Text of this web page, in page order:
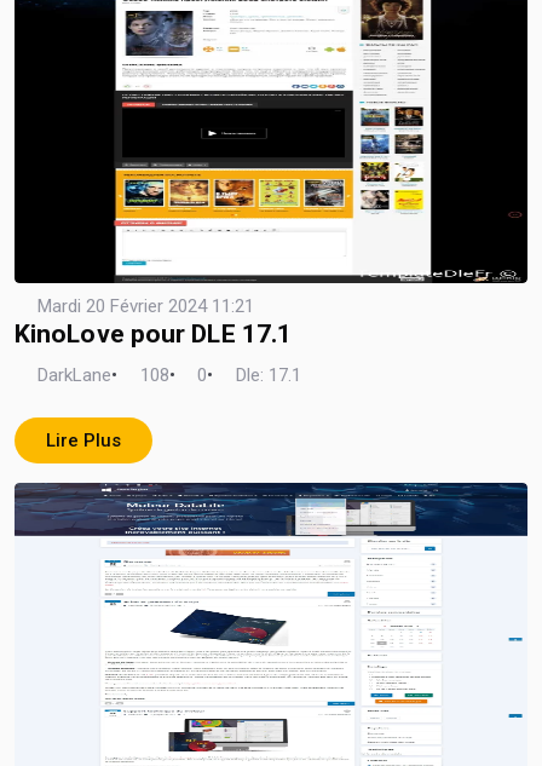
Mardi 20 Février 2024 11:21
KinoLove pour DLE 17.1
DarkLane• 108• 0• Dle: 17.1
Lire Plus